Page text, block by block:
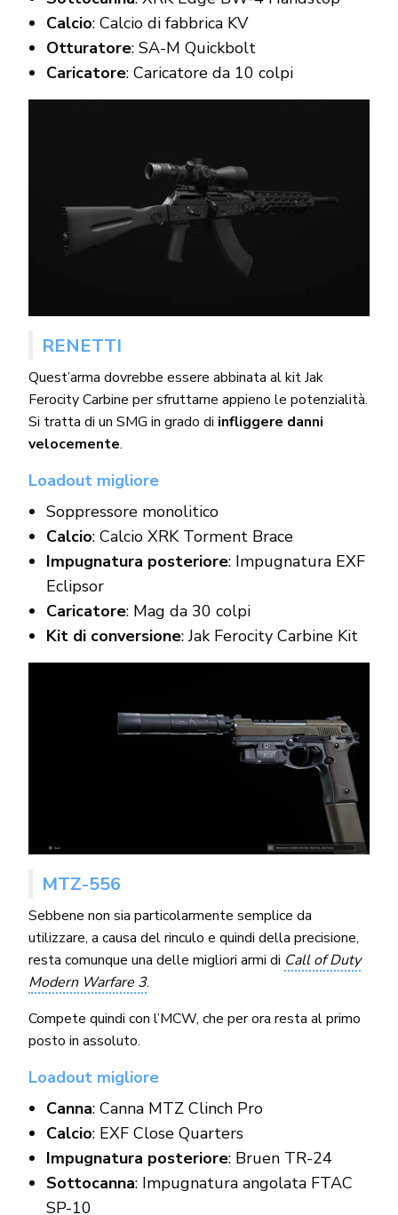
Calcio: Calcio di fabbrica KV
Otturatore: SA-M Quickbolt
Caricatore: Caricatore da 10 colpi
RENETTI
Quest’arma dovrebbe essere abbinata al kit Jak
Ferocity Carbine per sfruttarne appieno le potenzialità.
Si tratta di un SMG in grado di infliggere danni
velocemente.
Loadout migliore
Soppressore monolitico
Calcio: Calcio XRK Torment Brace
Impugnatura posteriore: Impugnatura EXF
Eclipsor
Caricatore: Mag da 30 colpi
Kit di conversione: Jak Ferocity Carbine Kit
MTZ-556
Sebbene non sia particolarmente semplice da
utilizzare, a causa del rinculo e quindi della precisione,
resta comunque una delle migliori armi di Call of Duty
Modern Warfare 3.
Compete quindi con l’MCW, che per ora resta al primo
posto in assoluto.
Loadout migliore
Canna: Canna MTZ Clinch Pro
Calcio: EXF Close Quarters
Impugnatura posteriore: Bruen TR-24
Sottocanna: Impugnatura angolata FTAC
SP-10